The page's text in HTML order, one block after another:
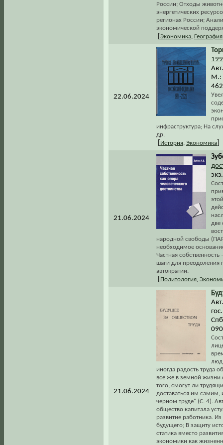
России; Отходы
энергетических
регионах России;
экономической
Экономика География
22.06.2024
М.:
инфраструктура; На
др.
История Экономика
21.06.2024
две
народной свободы
необходимое
Частная
шаги для преодоления
автократии.
Политология
21.06.2024
люд
иногда радость труда
все же в земной жизни
того, смогут ли
доставаться им самим,
черном труде" (С. 4).
общество капитала
развитие работника.
будущего; В защиту
статика вместо
экономики как